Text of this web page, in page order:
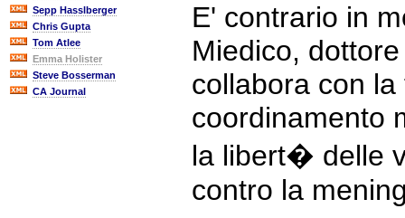
Sepp Hasslberger
Chris Gupta
Tom Atlee
Emma Holister
Steve Bosserman
CA Journal
E' contrario in
Miedico,
collabora con
coordinamento
la libert� delle
contro la